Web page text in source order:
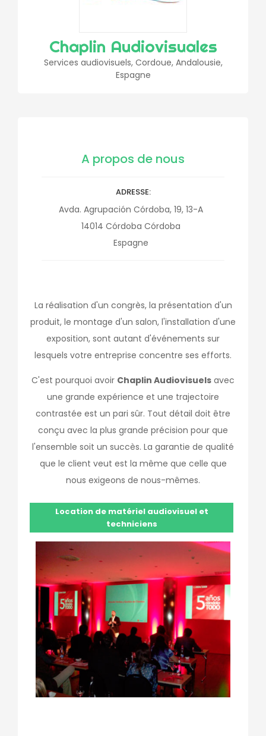
Chaplin Audiovisuales
Services audiovisuels, Cordoue, Andalousie,
Espagne
A propos de nous
ADRESSE
Avda. Agrupación Córdoba, 19, 13-A
14014 Córdoba Córdoba
Espagne
La réalisation d'un congrès, la présentation d'un
produit, le montage d'un salon, l'installation d'une
exposition, sont autant d'événements sur
lesquels votre entreprise concentre ses efforts.
C'est pourquoi avoir Chaplin Audiovisuels avec
une grande expérience et une trajectoire
contrastée est un pari sûr. Tout détail doit être
conçu avec la plus grande précision pour que
l'ensemble soit un succès. La garantie de qualité
que le client veut est la même que celle que
nous exigeons de nous-mêmes.
Location de matériel audiovisuel et
techniciens